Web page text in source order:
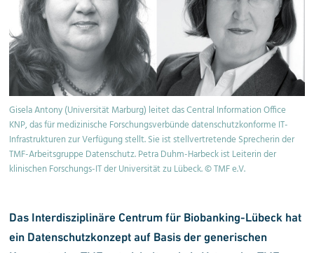
Gisela Antony (Universität Marburg) leitet das Central Information Office
KNP, das für medizinische Forschungsverbünde datenschutzkonforme IT-
Infrastrukturen zur Verfügung stellt. Sie ist stellvertretende Sprecherin der
TMF-Arbeitsgruppe Datenschutz. Petra Duhm-Harbeck ist Leiterin der
klinischen Forschungs-IT der Universität zu Lübeck. © TMF e.V.
Das Interdisziplinäre Centrum für Biobanking-Lübeck hat
ein Datenschutzkonzept auf Basis der generischen